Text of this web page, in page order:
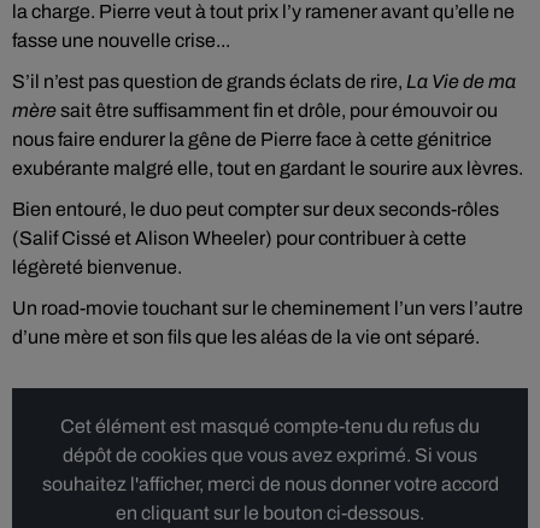
la charge. Pierre veut à tout prix l’y ramener avant qu’elle ne
fasse une nouvelle crise...
S’il n’est pas question de grands éclats de rire, La Vie de ma
mèresait être suffisamment fin et drôle, pour émouvoir ou
nous faire endurer la gêne de Pierre face à cette génitrice
exubérante malgré elle, tout en gardant le sourire aux lèvres.
Bien entouré, le duo peut compter sur deux seconds-rôles
(Salif Cissé et Alison Wheeler) pour contribuer à cette
légèreté bienvenue.
Un road-movie touchant sur le cheminement l’un vers l’autre
d’une mère et son fils que les aléas de la vie ont séparé.
Cet élément est masqué compte-tenu du refus du
dépôt de cookies que vous avez exprimé. Si vous
souhaitez l'afficher, merci de nous donner votre accord
en cliquant sur le bouton ci-dessous.